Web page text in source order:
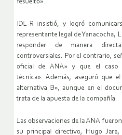
resuelto».
IDL-R insistió, y logró
representante legal de Yanacocha,
responder de manera
controversiales. Por el contrario,
oficial de ANA» y que el caso
técnica». Además, aseguró que
alternativa B», aunque en el
trata de la apuesta de la compañía.
Las observaciones de la ANA
su principal directivo, Hugo